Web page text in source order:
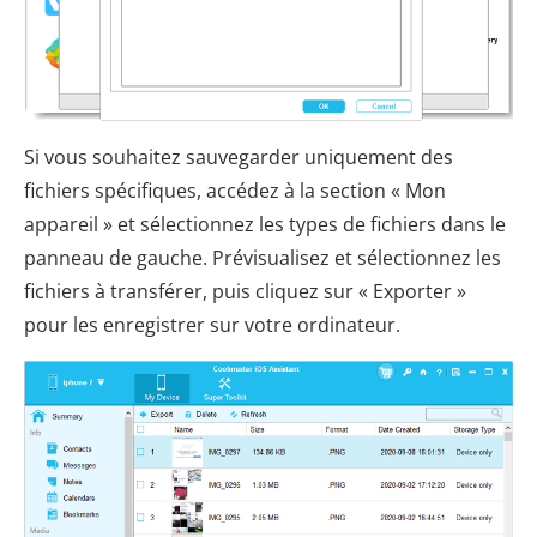
Si vous souhaitez sauvegarder uniquement des
fichiers spécifiques, accédez à la section « Mon
appareil » et sélectionnez les types de fichiers dans le
panneau de gauche. Prévisualisez et sélectionnez les
fichiers à transférer, puis cliquez sur « Exporter »
pour les enregistrer sur votre ordinateur.